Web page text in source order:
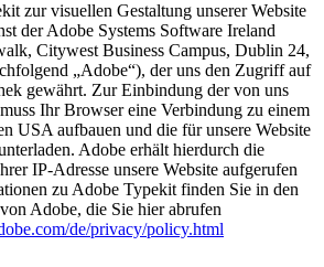
zur visuellen Gestaltung unserer Website
der Adobe Systems Software Ireland
Citywest Business Campus, Dublin 24,
„Adobe“), der uns den Zugriff auf
gewährt. Zur Einbindung der von uns
Ihr Browser eine Verbindung zu einem
USA aufbauen und die für unsere Website
Adobe erhält hierdurch die
IP-Adresse unsere Website aufgerufen
zu Adobe Typekit finden Sie in den
Adobe, die Sie hier abrufen
de/privacy/policy.html